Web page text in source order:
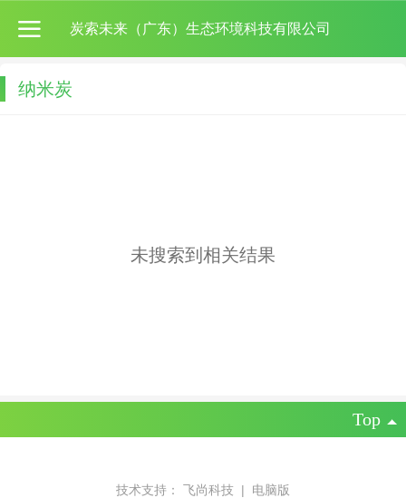
炭索未来（广东）生态环境科技有限公司
纳米炭
未搜索到相关结果
Top
技术支持： 飞尚科技 | 电脑版